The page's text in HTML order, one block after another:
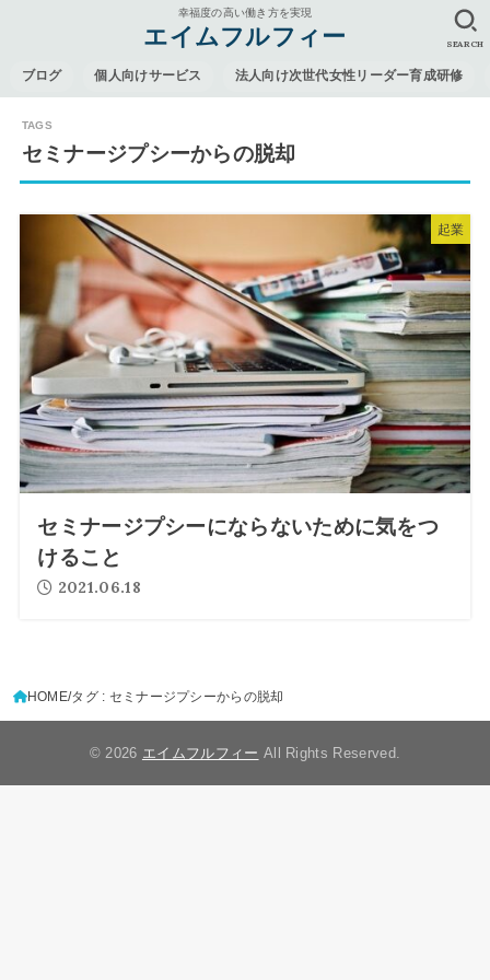
幸福度の高い働き方を実現
エイムフルフィー
ブログ 個人向けサービス 法人向け次世代女性リーダー育成研修
SEARCH
セミナージプシーからの脱却
起業
セミナージプシーにならないために気をつ
けること
2021.06.18
HOME タグ : セミナージプシーからの脱却
© 2026 エイムフルフィー All Rights Reserved.